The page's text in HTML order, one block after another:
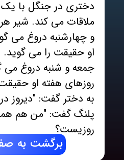
دختری در جنگل با
ملاقات می کند. شیر
و چهارشنبه دروغ می
او حقیقت را می گوید.
جمعه و شنبه دروغ می
روزهای هفته او
به دختر گفت: "دیروز
پلنگ گفت: "من هم
روزیست؟
برگشت به